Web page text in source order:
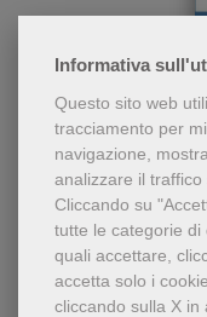
Informativa
Questo sito web
tracciamento per
navigazione,
analizzare il traffico
Cliccando su
tutte le categorie di
quali accettare,
accetta solo i
cliccando sulla X in
un
La